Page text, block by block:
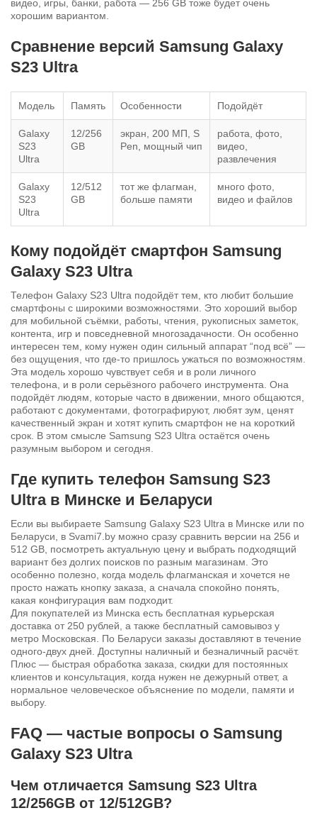
видео, игры, банки, работа — 256 GB тоже будет очень
хорошим вариантом.
Сравнение версий Samsung Galaxy
S23 Ultra
Модель Память Особенности Подойдёт
Galaxy
S23
Ultra
12/256
GB
экран, 200 МП, S
Pen, мощный чип
работа, фото,
видео,
развлечения
Galaxy
S23
Ultra
12/512
GB
тот же флагман,
больше памяти
много фото,
видео и файлов
Кому подойдёт смартфон Samsung
Galaxy S23 Ultra
Телефон Galaxy S23 Ultra подойдёт тем, кто любит большие
смартфоны с широкими возможностями. Это хороший выбор
для мобильной съёмки, работы, чтения, рукописных заметок,
контента, игр и повседневной многозадачности. Он особенно
интересен тем, кому нужен один сильный аппарат “под всё” —
без ощущения, что где-то пришлось ужаться по возможностям.
Эта модель хорошо чувствует себя и в роли личного
телефона, и в роли серьёзного рабочего инструмента. Она
подойдёт людям, которые часто в движении, много общаются,
работают с документами, фотографируют, любят зум, ценят
качественный экран и хотят купить смартфон не на короткий
срок. В этом смысле Samsung S23 Ultra остаётся очень
разумным выбором и сегодня.
Где купить телефон Samsung S23
Ultra в Минске и Беларуси
Если вы выбираете Samsung Galaxy S23 Ultra в Минске или по
Беларуси, в Svami7.by можно сразу сравнить версии на 256 и
512 GB, посмотреть актуальную цену и выбрать подходящий
вариант без долгих поисков по разным магазинам. Это
особенно полезно, когда модель флагманская и хочется не
просто нажать кнопку заказа, а сначала спокойно понять,
какая конфигурация вам подходит.
Для покупателей из Минска есть бесплатная курьерская
доставка от 250 рублей, а также бесплатный самовывоз у
метро Московская. По Беларуси заказы доставляют в течение
одного-двух дней. Доступны наличный и безналичный расчёт.
Плюс — быстрая обработка заказа, скидки для постоянных
клиентов и консультация, когда нужен не дежурный ответ, а
нормальное человеческое объяснение по модели, памяти и
выбору.
FAQ — частые вопросы о Samsung
Galaxy S23 Ultra
Чем отличается Samsung S23 Ultra
12/256GB от 12/512GB?